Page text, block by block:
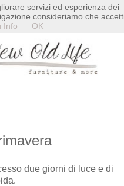
due giorni di luce e di
servizi ed esperienza dei
consideriamo che
Info OK